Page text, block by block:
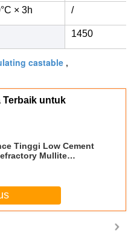
× 3h /
1450
castable ,
Terbaik untuk
Tinggi Low Cement
Mullite